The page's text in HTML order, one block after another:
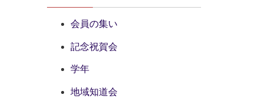
会員の集い
記念祝賀会
学年
地域知道会